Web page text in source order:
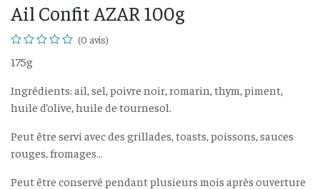
Ail Confit AZAR 100g
(0 avis)
175g
Ingrédients: ail, sel, poivre noir, romarin, thym, piment,
huile d’olive, huile de tournesol.
Peut être servi avec des grillades, toasts, poissons, sauces
rouges, fromages…
Peut être conservé pendant plusieurs mois après ouverture